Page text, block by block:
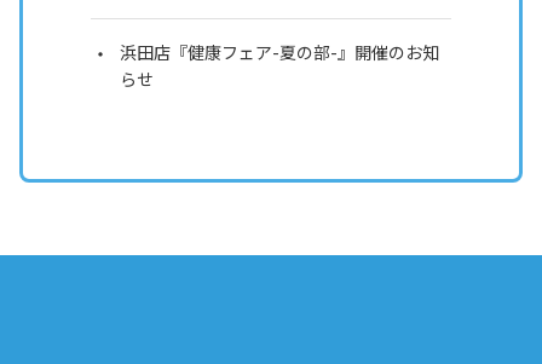
浜田店『健康フェア-夏の部-』開催のお知
らせ